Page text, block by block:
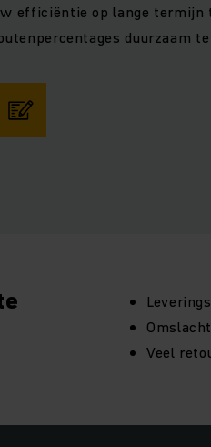
efficiëntie op lange termijn
duurzaam
Veel